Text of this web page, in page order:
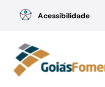
conteúdo
Acessibilidade